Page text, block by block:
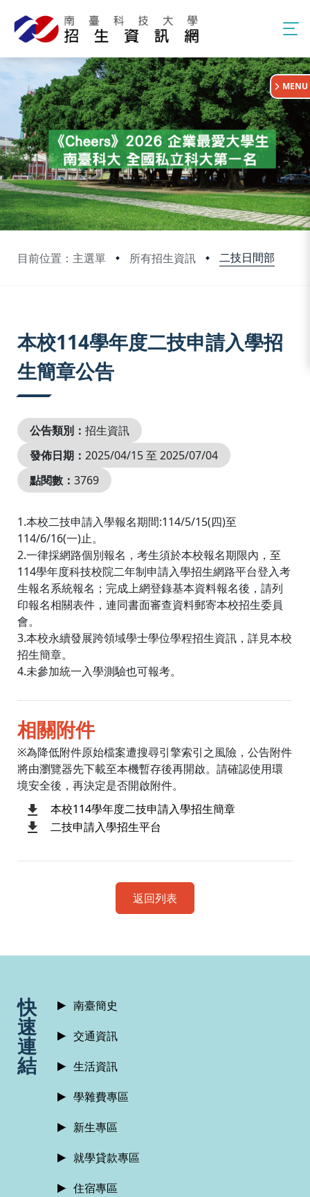
目前位置：主選單 所有招生資訊 二技日間部
:::
MENU
本校114學年度二技申請入學招
生簡章公告
公告類別： 招生資訊
發佈日期： 2025/04/15 至 2025/07/04
點閱數： 3769
1.本校二技申請入學報名期間:114/5/15(四)至
114/6/16(一)止。
2.一律採網路個別報名，考生須於本校報名期限內，至
114學年度科技校院二年制申請入學招生網路平台登入考
生報名系統報名；完成上網登錄基本資料報名後，請列
印報名相關表件，連同書面審查資料郵寄本校招生委員
會。
3.本校永續發展跨領域學士學位學程招生資訊，詳見本校
招生簡章。
4.未參加統一入學測驗也可報考。
相關附件
※為降低附件原始檔案遭搜尋引擎索引之風險，公告附件
將由瀏覽器先下載至本機暫存後再開啟。請確認使用環
境安全後，再決定是否開啟附件。
本校114學年度二技申請入學招生簡章
二技申請入學招生平台
返回列表
:::
快
速
連
結
南臺簡史
交通資訊
生活資訊
學雜費專區
新生專區
就學貸款專區
住宿專區